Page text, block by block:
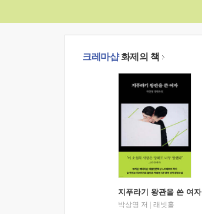
크레마샵화제의 책
지푸라기 왕관을 쓴 여자
박상영 저
래빗홀